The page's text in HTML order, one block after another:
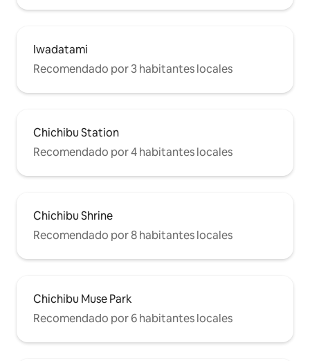
Iwadatami
Recomendado por 3 habitantes locales
Chichibu Station
Recomendado por 4 habitantes locales
Chichibu Shrine
Recomendado por 8 habitantes locales
Chichibu Muse Park
Recomendado por 6 habitantes locales